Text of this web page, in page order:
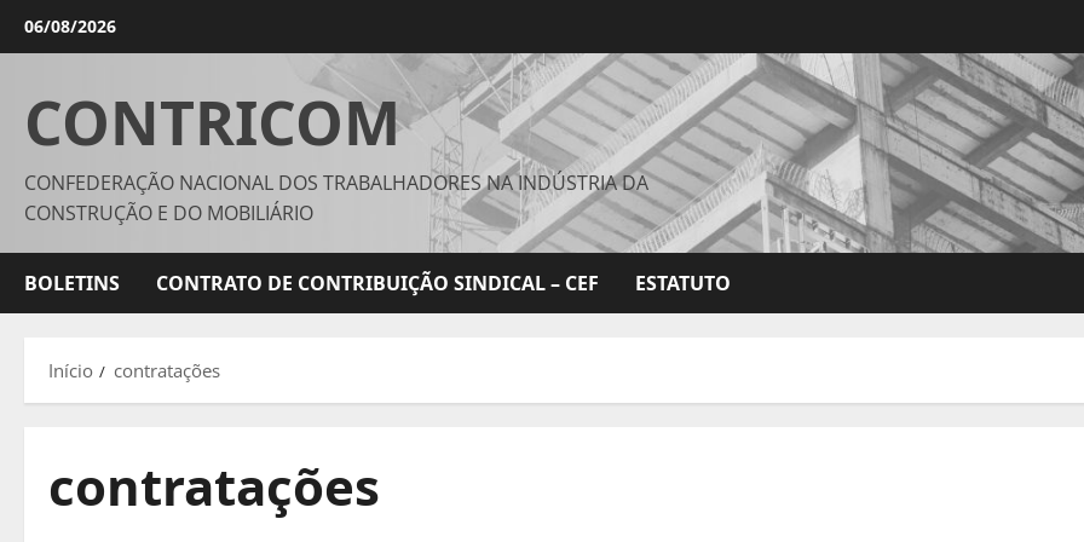
conteúdo
06/08/2026
CONTRICOM
CONFEDERAÇÃO NACIONAL DOS TRABALHADORES NA INDÚSTRIA DA
CONSTRUÇÃO E DO MOBILIÁRIO
BOLETINS CONTRATO DE CONTRIBUIÇÃO SINDICAL – CEF ESTATUTO
Início contratações
contratações